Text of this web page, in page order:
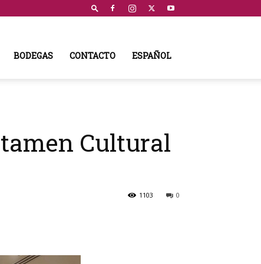
BODEGAS CONTACTO ESPAÑOL
Cultural
0
1103